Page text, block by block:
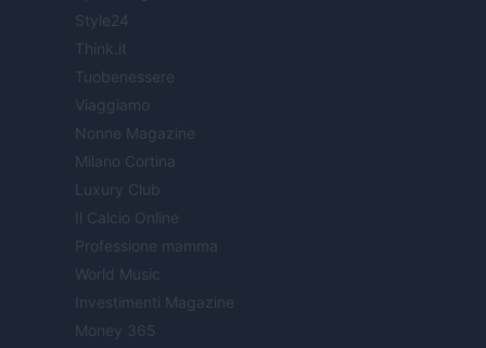
Style24
Think.it
Tuobenessere
Viaggiamo
Nonne Magazine
Milano Cortina
Luxury Club
Il Calcio Online
Professione mamma
World Music
Investimenti Magazine
Money 365